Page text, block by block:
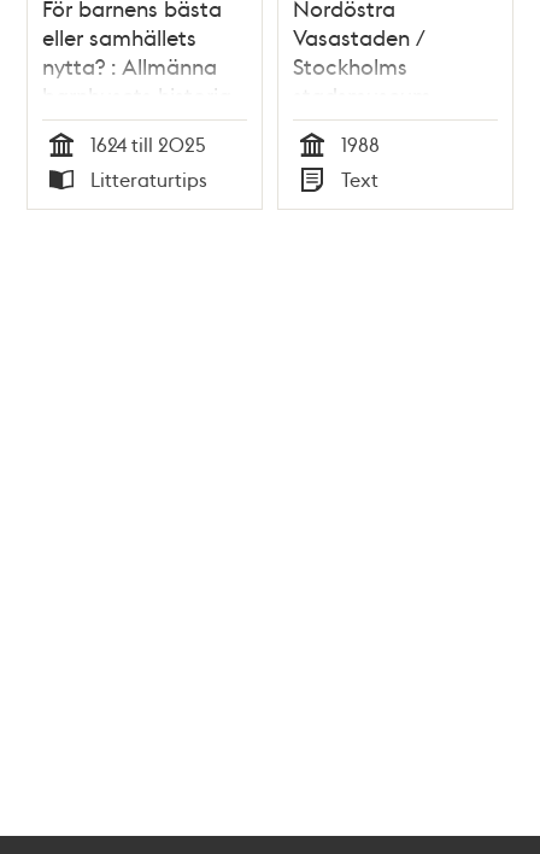
För barnens bästa
eller samhällets
nytta? : Allmänna
barnhusets historia
under 400 år /
Johanna Sköld &
Malin Arvidsson
(red.)
Tid
1624 till 2025
Typ
Litteraturtips
Nordöstra
Vasastaden /
Stockholms
stadsmuseum
Tid
1988
Typ
Text